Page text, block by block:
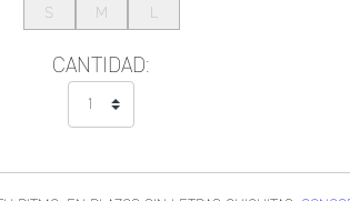
S M L
CANTIDAD: